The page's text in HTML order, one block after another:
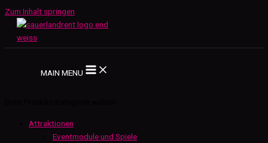
Zum Inhalt springen
MAIN MENU
Attraktionen
Eventmodule und Spiele